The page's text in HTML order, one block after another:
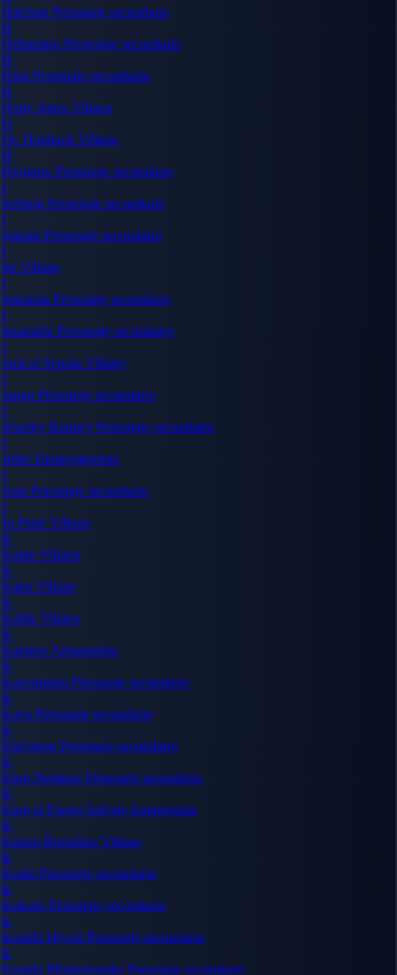
Hatchan Personaje secundario
H
Helmeppo Personaje secundario
H
Hina Personaje secundario
H
Hody Jones Villano
D
Dr. Hogback Villano
H
Hyogoro Personaje secundario
I
Iceburg Personaje secundario
I
Igaram Personaje secundario
I
Im Villano
I
Inazuma Personaje secundario
I
Inuarashi Personaje secundario
J
Jack el Sequía Villano
J
Jango Personaje secundario
J
Jewelry Bonney Personaje secundario
J
Jinbe Deuteragonista
J
Jozu Personaje secundario
J
Ju PeterVillano
K
Kaido Villano
K
Kaku Villano
K
Kalifa Villano
K
Kanjuro Antagonista
K
Kawamatsu Personaje secundario
K
Kaya Personaje secundario
K
Kin'emon Personaje secundario
K
King Neptune Personaje secundario
K
King el Fuego Salvaje Antagonista
K
Kizaru Borsalino Villano
K
Koala Personaje secundario
K
Kokoro Personaje secundario
K
Kozuki Hiyori Personaje secundario
K
Kozuki Momonosuke Personaje secundario